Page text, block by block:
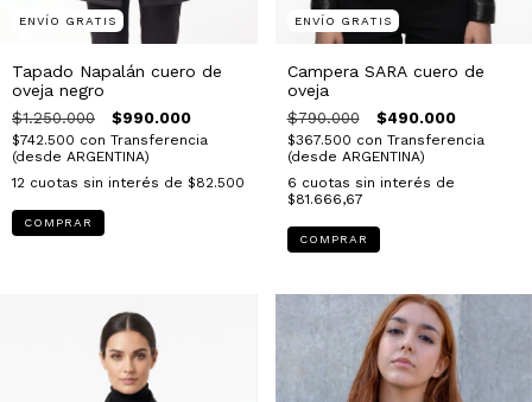
ENVÍO GRATIS
Tapado Napalán cuero de
oveja negro
$1.250.000 $990.000
$742.500 con Transferencia
(desde ARGENTINA)
12 cuotas sin interés de $82.500
COMPRAR
ENVÍO GRATIS
Campera SARA cuero de
oveja
$790.000 $490.000
$367.500 con Transferencia
(desde ARGENTINA)
6 cuotas sin interés de
$81.666,67
COMPRAR